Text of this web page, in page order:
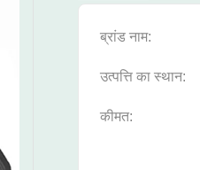
ब्रांड नाम:
उत्पत्ति का स्थान:
कीमत: